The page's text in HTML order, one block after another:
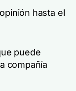
hasta el
puede
compañía